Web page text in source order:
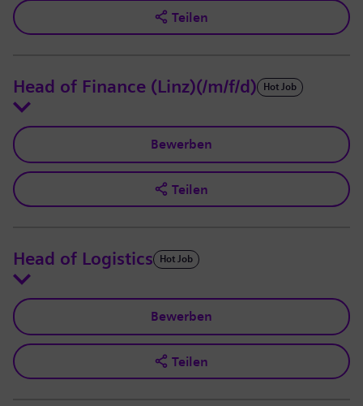
Teilen
Head of Finance (Linz)(/m/f/d) Hot Job
Bewerben
Teilen
Head of Logistics Hot Job
Bewerben
Teilen